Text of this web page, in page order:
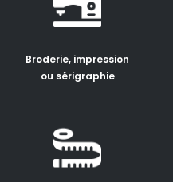
Broderie, impression
ou sérigraphie